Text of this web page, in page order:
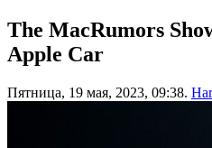
The MacRumors
Apple Car
Пятница, 19 мая, 2023, 09:38.